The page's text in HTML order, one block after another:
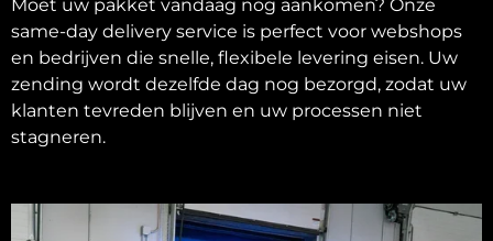
Moet uw pakket vandaag nog aankomen? Onze
same-day delivery service is perfect voor webshops
en bedrijven die snelle, flexibele levering eisen. Uw
zending wordt dezelfde dag nog bezorgd, zodat uw
klanten tevreden blijven en uw processen niet
stagneren.